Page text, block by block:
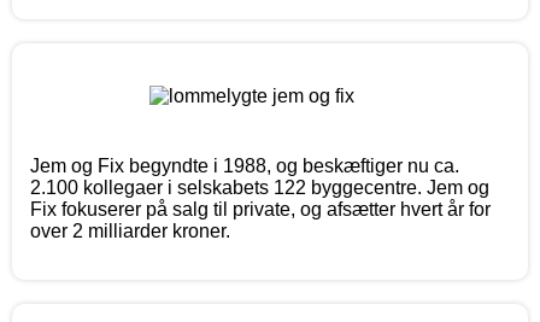
Jem og Fix begyndte i 1988, og beskæftiger nu ca.
2.100 kollegaer i selskabets 122 byggecentre. Jem og
Fix fokuserer på salg til private, og afsætter hvert år for
over 2 milliarder kroner.